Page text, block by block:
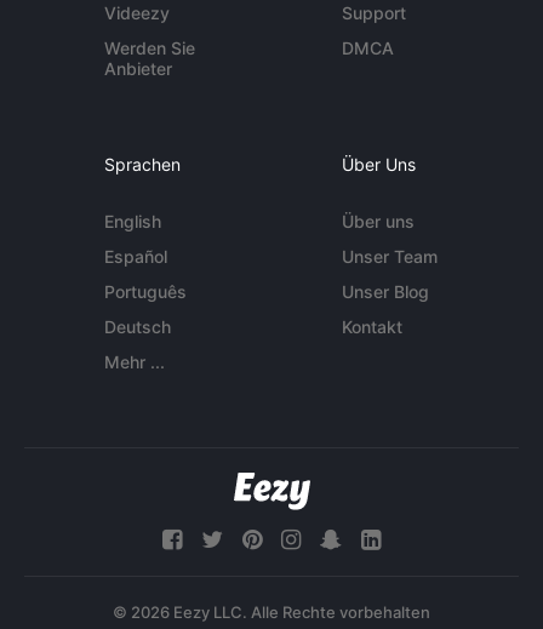
Videezy
Werden Sie
Anbieter
Support
DMCA
Sprachen
English
Español
Português
Deutsch
Mehr ...
Über Uns
Über uns
Unser Team
Unser Blog
Kontakt
© 2026 Eezy LLC. Alle Rechte vorbehalten